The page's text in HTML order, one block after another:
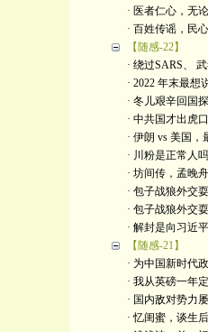
· 医者仁心，无
· 百姓传谣，民
【随感-22】
· 绕过SARS、
· 2022 年末最想
· 冬儿艰辛回国
· 中共国才出虎
· 伊朗 vs 美国
· 川粉是正常人
· 坊间传，孟晚
· 包子战狼外交
· 包子战狼外交
· 解封是向习近
【随感-21】
· 为中国新时代
· 我从英磅一年
· 国内敌对势力
· 忆闺蜜，谈生